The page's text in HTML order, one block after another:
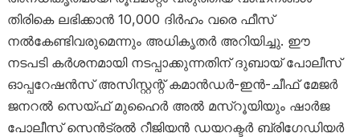
തിരികെ ലഭിക്കാൻ 10,000 ദിർഹം വരെ ഫീസ്
നൽകേണ്ടിവരുമെന്നും അധികൃതർ അറിയിച്ചു. ഈ
നടപടി കർശനമായി നടപ്പാക്കുന്നതിന് ദുബായ് പോലീസ്
ഓപ്പറേഷൻസ് അസിസ്റ്റന്റ് കമാൻഡർ-ഇൻ-ചീഫ് മേജർ
ജനറൽ സെയ്ഫ് മുഹൈർ അൽ മസ്‌റൂയിയും ഷാർജ
പോലീസ് സെൻട്രൽ റീജിയൻ ഡയറക്ടർ ബ്രിഗേഡിയർ